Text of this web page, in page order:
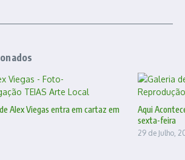
Alex Viegas entra em cartaz em
Aqui
sexta-feira
29 de Julho,